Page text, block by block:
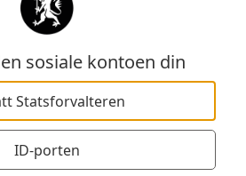
sosiale kontoen din
Statsforvalteren
ID-porten